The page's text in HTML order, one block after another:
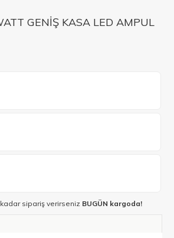
GENİŞ KASA LED AMPUL
sipariş verirseniz BUGÜN kargoda!